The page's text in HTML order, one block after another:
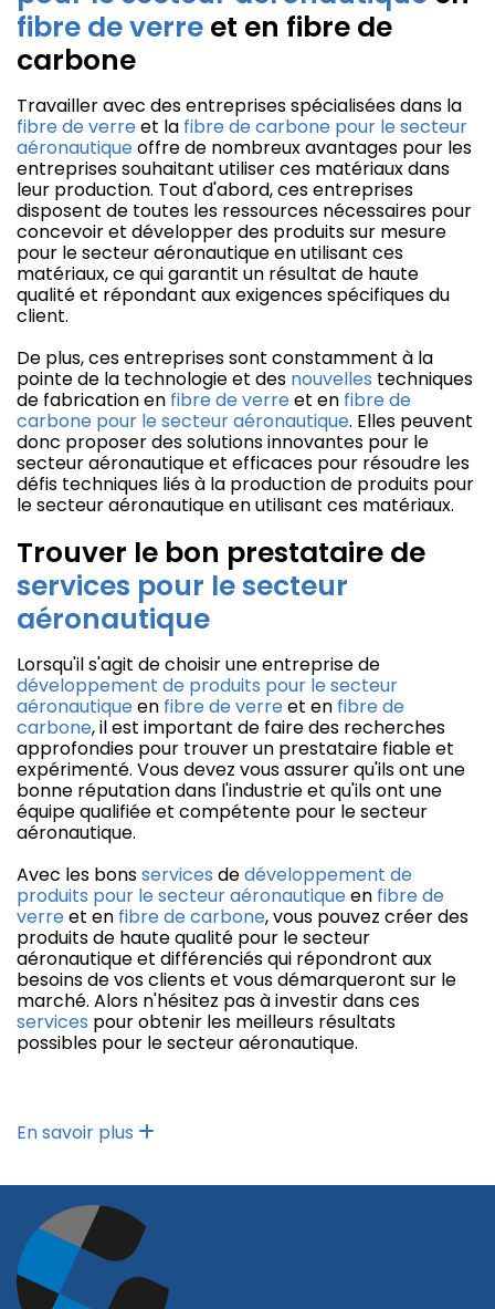
fibre de verre et en fibre de
carbone
Travailler avec des entreprises spécialisées dans la
fibre de verreet la fibre de carbone pour le secteur
aéronautiqueoffre de nombreux avantages pour les
entreprises souhaitant utiliser ces matériaux dans
leur production. Tout d'abord, ces entreprises
disposent de toutes les ressources nécessaires pour
concevoir et développer des produits sur mesure
pour le secteur aéronautique en utilisant ces
matériaux, ce qui garantit un résultat de haute
qualité et répondant aux exigences spécifiques du
client.
De plus, ces entreprises sont constamment à la
pointe de la technologie et des nouvelles techniques
de fabrication en fibre de verreet en fibre de
carbone pour le secteur aéronautique. Elles peuvent
donc proposer des solutions innovantes pour le
secteur aéronautique et efficaces pour résoudre les
défis techniques liés à la production de produits pour
le secteur aéronautique en utilisant ces matériaux.
Trouver le bon prestataire de
services pour le secteur
aéronautique
Lorsqu'il s'agit de choisir une entreprise de
développement de produits pour le secteur
aéronautiqueen fibre de verreet en fibre de
carbone, il est important de faire des recherches
approfondies pour trouver un prestataire fiable et
expérimenté. Vous devez vous assurer qu'ils ont une
bonne réputation dans l'industrie et qu'ils ont une
équipe qualifiée et compétente pour le secteur
aéronautique.
Avec les bonsservices dedéveloppement de
produits pour le secteur aéronautiqueen fibre de
verreet en fibre de carbone, vous pouvez créer des
produits de haute qualité pour le secteur
aéronautique et différenciés qui répondront aux
besoins de vos clients et vous démarqueront sur le
marché. Alors n'hésitez pas à investir dans ces
services pour obtenir les meilleurs résultats
possibles pour le secteur aéronautique.
En savoir plus